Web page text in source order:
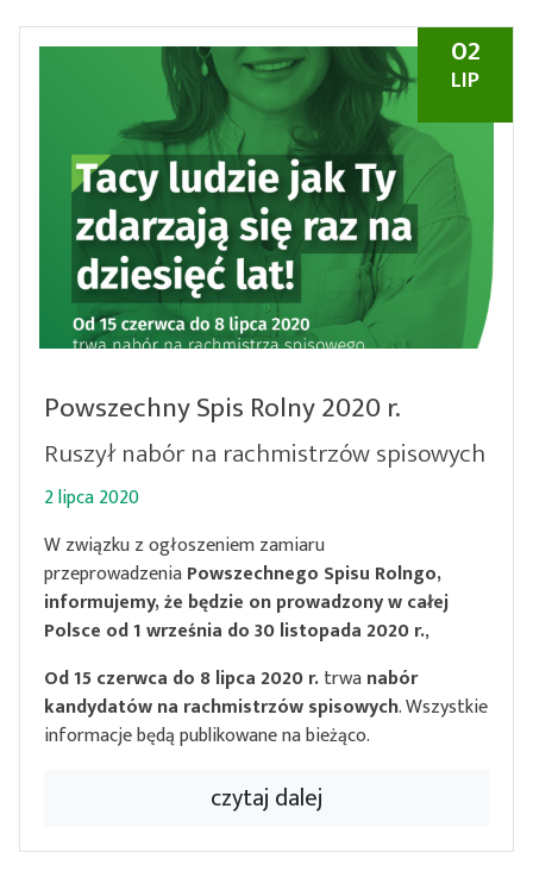
02
LIP
Powszechny Spis Rolny 2020 r.
Ruszył nabór na rachmistrzów spisowych
2 lipca 2020
W związku z ogłoszeniem zamiaru
przeprowadzeniaPowszechnego Spisu Rolngo,
informujemy, że będzie on prowadzony w całej
Polsce od 1 września do 30 listopada 2020 r.,
Od 15 czerwca do 8 lipca 2020 r.trwanabór
kandydatów na rachmistrzów spisowych. Wszystkie
informacje będą publikowane na bieżąco.
czytaj dalej